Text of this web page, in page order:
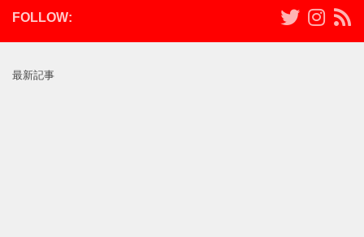
FOLLOW:
最新記事